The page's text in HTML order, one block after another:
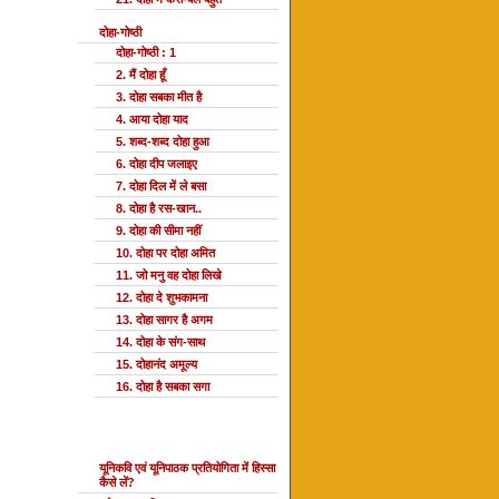
दोहा-गोष्ठी
दोहा-गोष्ठी : 1
2. मैं दोहा हूँ
3. दोहा सबका मीत है
4. आया दोहा याद
5. शब्द-शब्द दोहा हुआ
6. दोहा दीप जलाइए
7. दोहा दिल में ले बसा
8. दोहा है रस-खान..
9. दोहा की सीमा नहीं
10. दोहा पर दोहा अमित
11. जो मनु वह दोहा लिखे
12. दोहा दे शुभकामना
13. दोहा सागर है अगम
14. दोहा के संग-साथ
15. दोहानंद अमूल्य
16. दोहा है सबका सगा
यूनिकवि एवं यूनिपाठक प्रतियोगिता में हिस्सा
कैसे लें?